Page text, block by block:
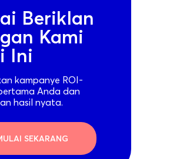
Beriklan
Kami
Ini
kampanye ROI-
Anda dan
hasil nyata.
SEKARANG